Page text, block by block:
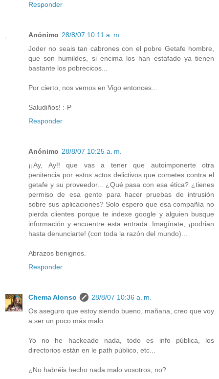
Responder
Anónimo 28/8/07 10:11 a. m.
Joder no seais tan cabrones con el pobre Getafe hombre,
que son humildes, si encima los han estafado ya tienen
bastante los pobrecicos...
Por cierto, nos vemos en Vigo entonces...
Saludiños! :-P
Responder
Anónimo 28/8/07 10:25 a. m.
¡¡Ay, Ay!! que vas a tener que autoimponerte otra
penitencia por estos actos delictivos que cometes contra el
getafe y su proveedor... ¿Qué pasa con esa ética? ¿tienes
permiso de esa gente para hacer pruebas de intrusión
sobre sus aplicaciones? Solo espero que esa compañía no
pierda clientes porque te indexe google y alguien busque
información y encuentre esta entrada. Imagínate, ¡podrian
hasta denunciarte! (con toda la razón del mundo)...
Abrazos benignos.
Responder
Chema Alonso
28/8/07 10:36 a. m.
Os aseguro que estoy siendo bueno, mañana, creo que voy
a ser un poco más malo.
Yo no he hackeado nada, todo es info pública, los
directorios están en le path público, etc...
¿No habréis hecho nada malo vosotros, no?